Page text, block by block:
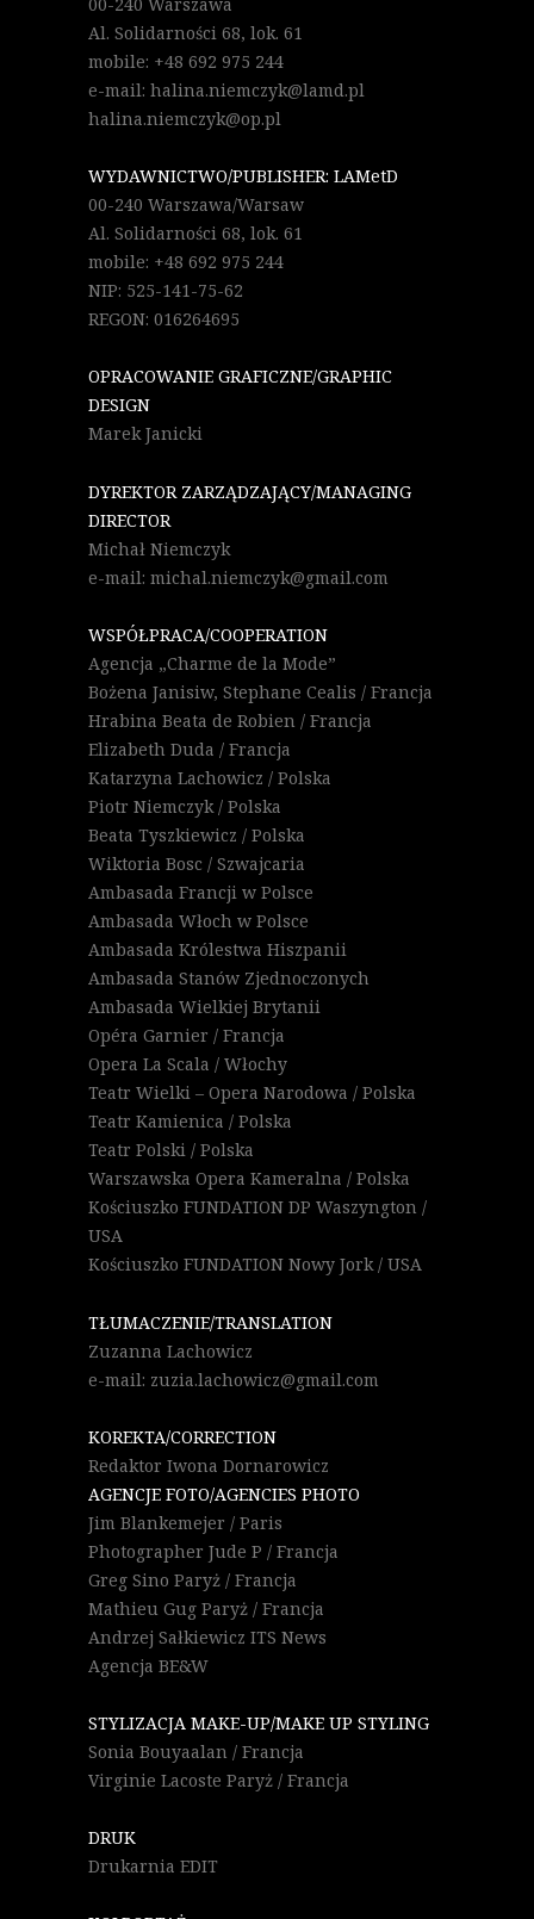
Al. Solidarności 68, lok. 61
mobile: +48 692 975 244
e-mail: halina.niemczyk@lamd.pl
halina.niemczyk@op.pl
WYDAWNICTWO/PUBLISHER: LAMetD
00-240 Warszawa/Warsaw
Al. Solidarności 68, lok. 61
mobile: +48 692 975 244
NIP: 525-141-75-62
REGON: 016264695
OPRACOWANIE GRAFICZNE/GRAPHIC
DESIGN
Marek Janicki
DYREKTOR ZARZĄDZAJĄCY/MANAGING
DIRECTOR
Michał Niemczyk
e-mail: michal.niemczyk@gmail.com
WSPÓŁPRACA/COOPERATION
Agencja „Charme de la Mode”
Bożena Janisiw, Stephane Cealis / Francja
Hrabina Beata de Robien / Francja
Elizabeth Duda / Francja
Katarzyna Lachowicz / Polska
Piotr Niemczyk / Polska
Beata Tyszkiewicz / Polska
Wiktoria Bosc / Szwajcaria
Ambasada Francji w Polsce
Ambasada Włoch w Polsce
Ambasada Królestwa Hiszpanii
Ambasada Stanów Zjednoczonych
Ambasada Wielkiej Brytanii
Opéra Garnier / Francja
Opera La Scala / Włochy
Teatr Wielki – Opera Narodowa / Polska
Teatr Kamienica / Polska
Teatr Polski / Polska
Warszawska Opera Kameralna / Polska
Kościuszko FUNDATION DP Waszyngton /
USA
Kościuszko FUNDATION Nowy Jork / USA
TŁUMACZENIE/TRANSLATION
Zuzanna Lachowicz
e-mail: zuzia.lachowicz@gmail.com
KOREKTA/CORRECTION
Redaktor Iwona Dornarowicz
AGENCJE FOTO/AGENCIES PHOTO
Jim Blankemejer / Paris
Photographer Jude P / Francja
Greg Sino Paryż / Francja
Mathieu Gug Paryż / Francja
Andrzej Sałkiewicz ITS News
Agencja BE&W
STYLIZACJA MAKE-UP/MAKE UP STYLING
Sonia Bouyaalan / Francja
Virginie Lacoste Paryż / Francja
DRUK
Drukarnia EDIT